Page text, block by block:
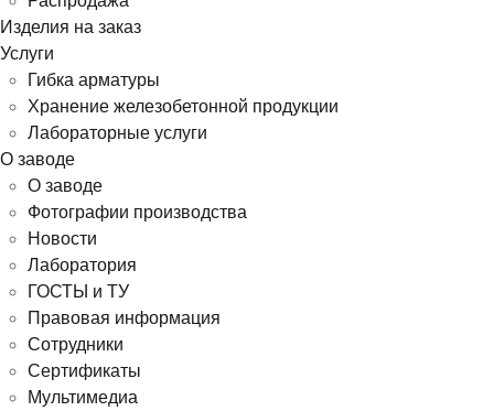
Изделия на заказ
Услуги
Гибка арматуры
Хранение железобетонной продукции
Лабораторные услуги
О заводе
О заводе
Фотографии производства
Новости
Лаборатория
ГОСТЫ и ТУ
Правовая информация
Сотрудники
Сертификаты
Мультимедиа